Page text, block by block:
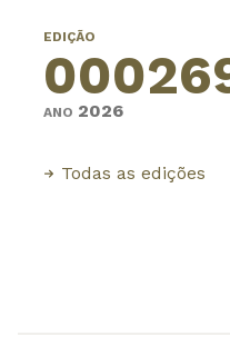
EDIÇÃO
ANO 2026
Todas as edições